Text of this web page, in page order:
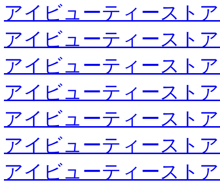
アイビューティースト
アイビューティースト
アイビューティースト
アイビューティースト
アイビューティースト
アイビューティースト
アイビューティースト